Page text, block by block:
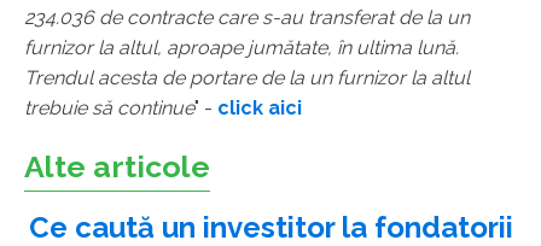
234.036 de contracte care s-au transferat de la un
furnizor la altul, aproape jumătate, în ultima lună.
Trendul acesta de portare de la un furnizor la altul
trebuie să continue" - click aici
Alte articole
Ce caută un investitor la fondatorii